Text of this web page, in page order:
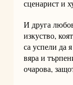
сценарист и
И друга
изкуство,
са успели да
вяра и
очарова,